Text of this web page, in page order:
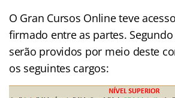
O Gran Cursos Online teve
firmado entre as partes.
serão providos por meio deste
os seguintes cargos: